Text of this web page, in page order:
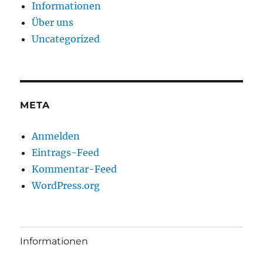
Informationen
Über uns
Uncategorized
META
Anmelden
Eintrags-Feed
Kommentar-Feed
WordPress.org
Informationen